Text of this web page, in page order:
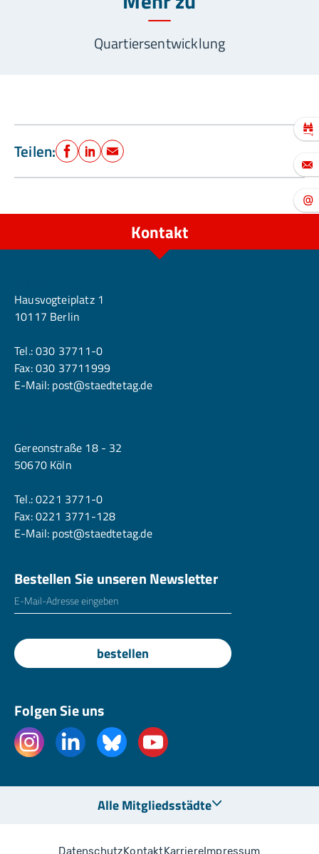
Quartiersentwicklung
Teilen: Facebook
LinkedIn
E-Mail
Kontakt
Hausvogteiplatz 1
10117 Berlin
Tel.:030 37711-0
Fax: 030 37711999
E-Mail: post@staedtetag.de
Gereonstraße 18 - 32
50670 Köln
Tel.:0221 3771-0
Fax: 0221 3771-128
E-Mail: post@staedtetag.de
Bestellen Sie unseren Newsletter
E-Mailadresse
bestellen
Folgen Sie uns
Alle Mitgliedsstädte
DatenschutzKontaktKarriereImpressum